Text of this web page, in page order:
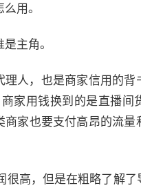
用。
主角。
人，也是商家信用的背
家用钱换到的是直播间
家也要支付高昂的流
很高，但是在粗略了解